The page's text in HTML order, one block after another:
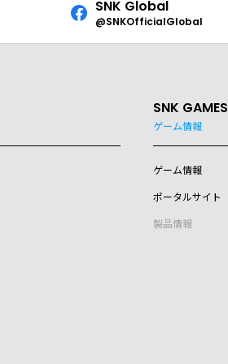
SNK Global
@SNKOfficialGlobal
SNK GAMES
ゲーム情報
ゲーム情報
ポータルサイト
製品情報